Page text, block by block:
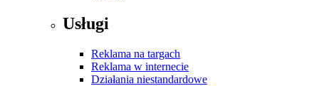
Usługi
Reklama na targach
Reklama w internecie
Działania niestandardowe